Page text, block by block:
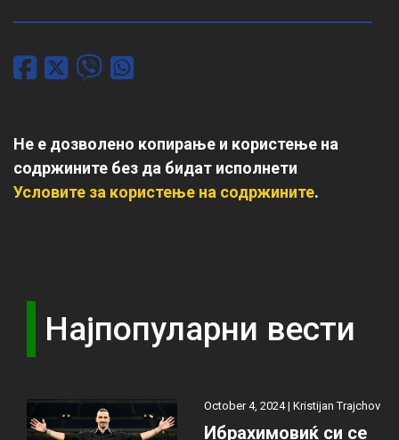
Не е дозволено копирање и користење на
содржините без да бидат исполнети
Условите за користење на содржините.
Најпопуларни вести
October 4, 2024 |Kristijan Trajchov
Ибрахимовиќ си се